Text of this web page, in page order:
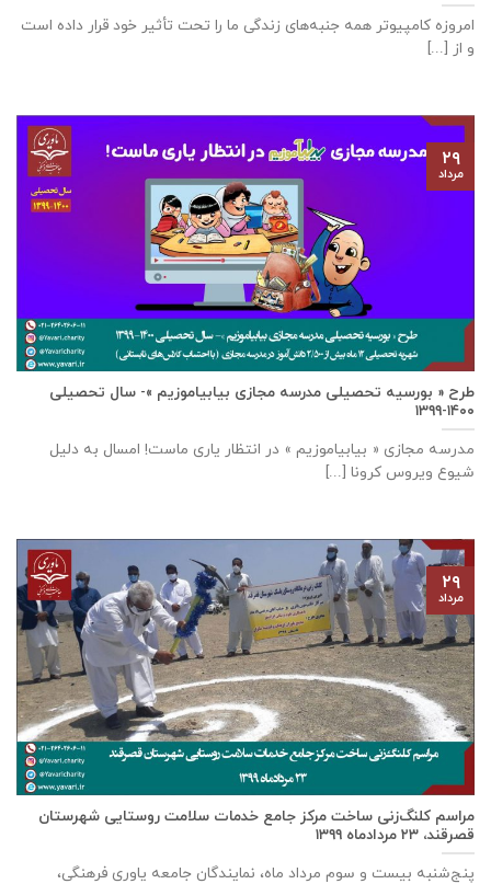
امروزه کامپیوتر همه جنبه‌های زندگی ما را تحت تأثیر خود قرار داده است
و از [...]
طرح « بورسیه تحصیلی مدرسه مجازی بیابیاموزیم »- سال تحصیلی
۱۴۰۰-۱۳۹۹
مدرسه مجازی « بیابیاموزیم » در انتظار یاری ماست! امسال به دلیل
شیوع ویروس کرونا [...]
۲۹
مرداد
مراسم کلنگ‌زنی ساخت مرکز جامع خدمات سلامت روستایی شهرستان
قصرقند، ۲۳ مردادماه ۱۳۹۹
پنج‌شنبه بیست و سوم مرداد ماه، نمایندگان جامعه یاوری فرهنگی،
۲۹
مرداد